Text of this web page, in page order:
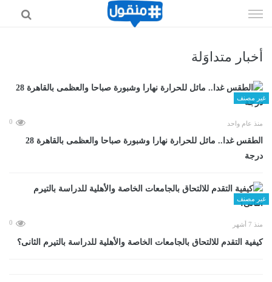
الى
أخبار متداوَلة
غير مصنف
منذ عام واحد 0
الطقس غدا.. مائل للحرارة نهارا وشبورة صباحا والعظمى بالقاهرة 28
درجة
غير مصنف
منذ 7 أشهر 0
كيفية التقدم للالتحاق بالجامعات الخاصة والأهلية للدراسة بالتيرم الثانى؟